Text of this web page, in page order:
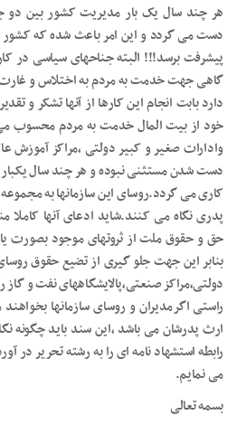
هر چند سال یک بار مدیریت کشور بین
دست می گردد و این امر باعث شده که کشور
پیشرفت برسد!!! البته جناحهای سیاسی در
گاهی جهت خدمت به مردم به اختلاس و
دارد بابت انجام این کارها از آنها تشکر و
خود از بیت المال خدمت به مردم محسوب می
وادارات صغیر و کبیر دولتی ،مراکز آموزش
دست شدن مستثنی نبوده و هر چند سال یکبار
کاری می گردد.روسای این سازمانها به
پدری نگاه می کنند.شاید ادعای آنها کاملا
حق و حقوق ملت از ثروتهای موجود بصورت
بنابر این جهت جلو گیری از تضیع حقوق
دولتی،مراکز صنعتی،پالایشگاههای نفت و
راستی اگرمدیران و روسای سازمانها
ارث پدرشان می باشد ،این سند باید چگونه
رابطه استشهاد نامه ای را به رشته تحریر در
می نمایم.
بسمه تعالی